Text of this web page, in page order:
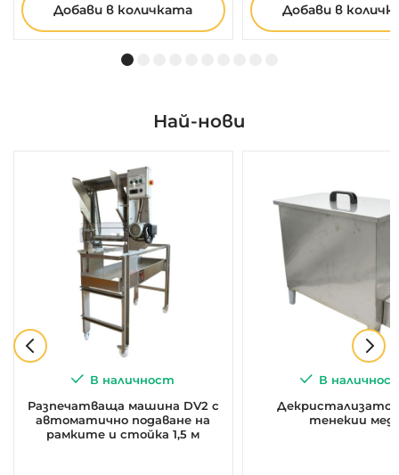
Добави в количката Добави в
Най-нови
В наличност
Разпечатваща машина DV2 с
автоматично подаване на
рамките и стойка 1,5 м
В
Декристализатор
тенекии мед